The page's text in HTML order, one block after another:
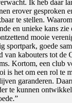
Ik heb daar
erover gesproken
te stellen.
en unieke kans
mooie
sportpark, goede
van kabouters tot de
Kortom, een club
is het om een rol te
garanderen.
te kunnen